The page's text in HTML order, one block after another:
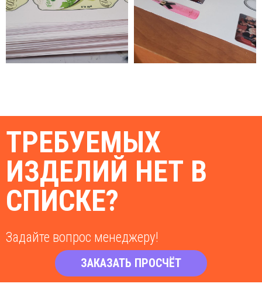
ТРЕБУЕМЫХ
ИЗДЕЛИЙ НЕТ В
СПИСКЕ?
Задайте вопрос менеджеру!
ЗАКАЗАТЬ ПРОСЧЁТ